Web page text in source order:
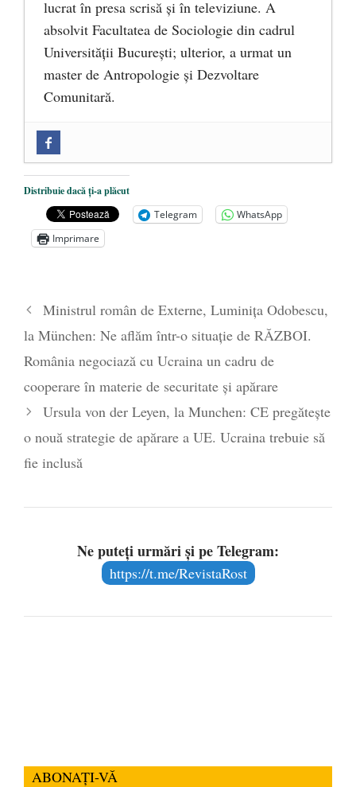
lucrat în presa scrisă și în televiziune. A
absolvit Facultatea de Sociologie din cadrul
Universității București; ulterior, a urmat un
master de Antropologie și Dezvoltare
Comunitară.
Mănăstirea „Sfânta Ana” Rohia. Părintele
Nicolae Steinhardt, comemorat la 102 ani
de la naștere - 29 iulie 2024
„Carnea cultivată” în laborator, tot mai
Părintele mărturisitor Constantin
- 27 iulie 2024
Distribuie dacă ți-a plăcut
Telegram
WhatsApp
Imprimare
Ministrul român de Externe, Luminița Odobescu,
la München: Ne aflăm într-o situație de RĂZBOI.
România negociază cu Ucraina un cadru de
cooperare în materie de securitate și apărare
Ursula von der Leyen, la Munchen: CE pregătește
o nouă strategie de apărare a UE. Ucraina trebuie să
fie inclusă
Ne puteți urmări și pe Telegram:
https://t.me/RevistaRost
ABONAȚI-VĂ